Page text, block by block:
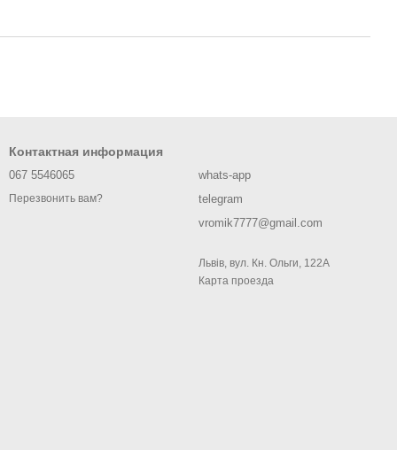
Контактная информация
067 5546065
Перезвонить вам?
whats-app
telegram
vromik7777@gmail.com
Львів, вул. Кн. Ольги, 122А
Карта проезда